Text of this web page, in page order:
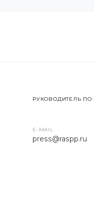
РУКОВОДИТЕЛЬ
E-MAIL
press@raspp.ru